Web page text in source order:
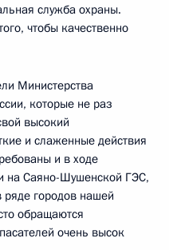
служба охраны.
чтобы качественно
Министерства
которые не раз
высокий
и слаженные действия
и в ходе
на Саяно-Шушенской ГЭС,
ряде городов нашей
обращаются
очень высок